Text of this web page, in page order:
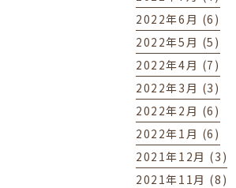
2022年6月 (6)
2022年5月 (5)
2022年4月 (7)
2022年3月 (3)
2022年2月 (6)
2022年1月 (6)
2021年12月 (3)
2021年11月 (8)